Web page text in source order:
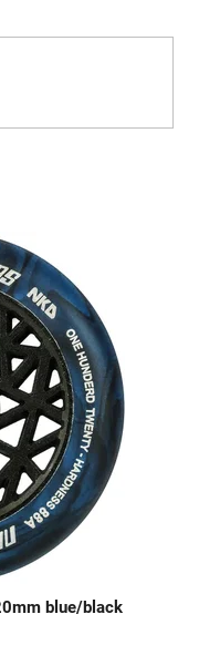
blue/black